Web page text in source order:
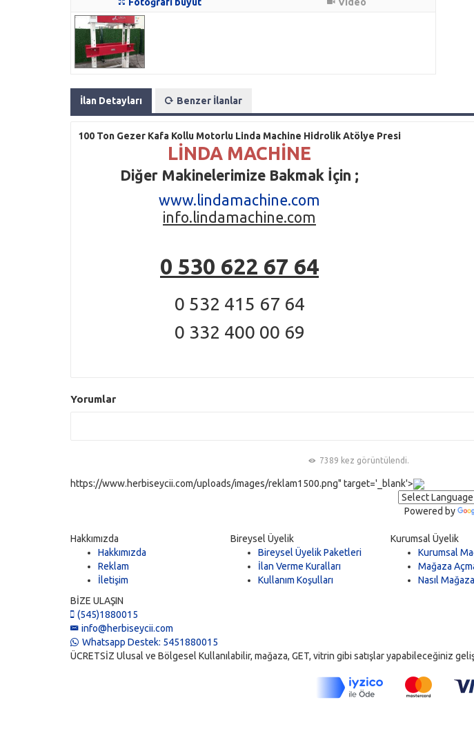
İlan Detayları Benzer İlanlar
100 Ton Gezer Kafa Kollu Motorlu Linda Machine Hidrolik Atölye Presi
LİNDA MACHİNE
Diğer Makinelerimize Bakmak İçin ;
www.lindamachine.com
info.lindamachine.com
0 530 622 67 64
0 532 415 67 64
0 332 400 00 69
Yorumlar
7389 kez görüntülendi.
https://www.herbiseycii.com/uploads/images/reklam1500.png" target='_blank'>
Powered by
Hakkımızda
Hakkımızda
Reklam
İletişim
Bireysel Üyelik
Bireysel Üyelik Paketleri
İlan Verme Kuralları
Kullanım Koşulları
Kurumsal Üyelik
Kurumsal
Mağaza
Nasıl
BİZE ULAŞIN
(545)1880015
info@herbiseycii.com
Whatsapp Destek: 5451880015
ÜCRETSİZ Ulusal ve Bölgesel Kullanılabilir, mağaza, GET, vitrin gibi satışlar yapabileceğiniz